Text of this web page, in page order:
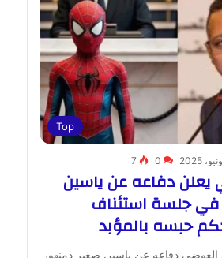
Top
0
7
دفاعه عن ياسين
جلسة استئناف
حبسه بالمؤبد
دفاعه عن ياسين صغير دمنهور